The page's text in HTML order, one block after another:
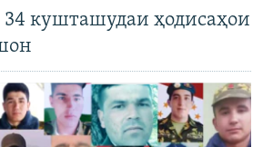
кушташудаи ҳодисаҳои